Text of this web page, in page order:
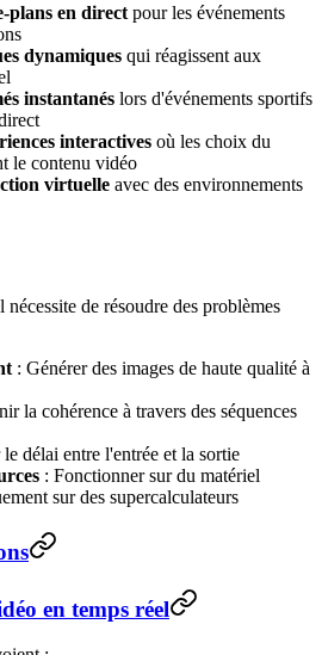
plans en direct pour les événements
dynamiques qui réagissent aux
instantanés lors d'événements sportifs
interactives où les choix du
le contenu vidéo
virtuelle avec des environnements
de résoudre des problèmes
: Générer des images de haute qualité à
la cohérence à travers des séquences
délai entre l'entrée et la sortie
: Fonctionner sur du matériel
sur des supercalculateurs
en temps réel